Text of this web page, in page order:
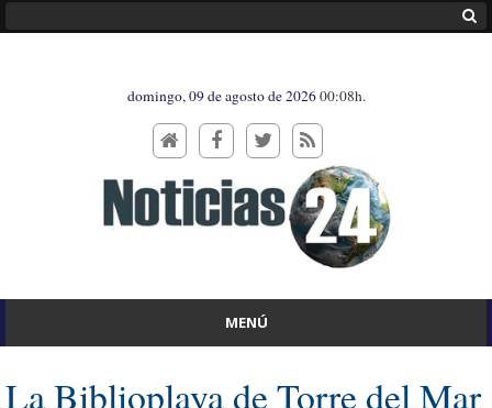
domingo, 09 de agosto de 202600:08h.
MENÚ
La Biblioplaya de Torre del Mar